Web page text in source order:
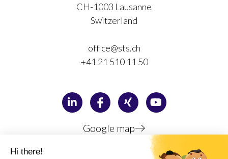
CH-1003 Lausanne
Switzerland
office@sts.ch
+41 21 510 11 50
Google map